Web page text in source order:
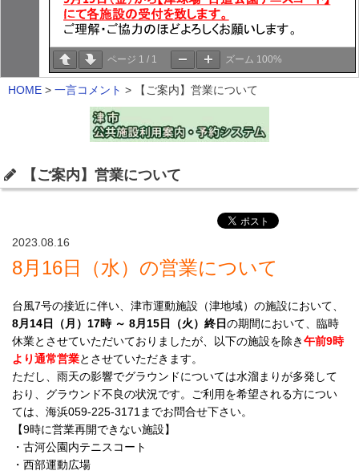
ページ 1 / 1 ズーム 100%
HOME > 一言コメント > 【ご案内】営業について
【ご案内】営業について
2023.08.16
8月16日（水）の営業について
台風7号の接近に伴い、津市運動施設（津地域）の施設において、
8月14日（月）17時 ～ 8月15日（火）終日の期間において、臨時
休業とさせていただいておりましたが、以下の施設を除き午前9時
より通常営業とさせていただきます。
ただし、雨天の影響でグラウンドについては水溜まりが多発して
おり、グラウンド不良の状況です。ご利用を希望される方につい
ては、海浜059-225-3171までお問合せ下さい。
【9時に営業再開できない施設】
・古河公園内テニスコート
・西部運動広場